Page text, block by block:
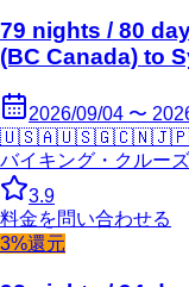
79 nights / 80
(BC Canada) to
2026/09/04 〜
🇺🇸🇦🇺🇸🇬🇨🇳🇯🇵
バイキング・クルーズ
3.9
料金を問い合わせる
3%還元